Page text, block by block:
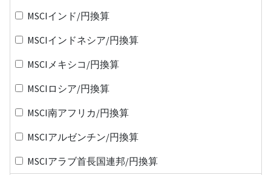
MSCIインド/円換算
MSCIインドネシア/円換算
MSCIメキシコ/円換算
MSCIロシア/円換算
MSCI南アフリカ/円換算
MSCIアルゼンチン/円換算
MSCIアラブ首長国連邦/円換算